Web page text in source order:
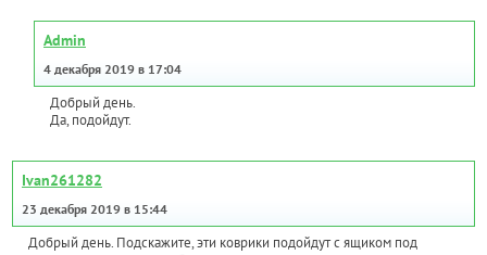
Admin
4 декабря 2019 в 17:04
Добрый день.
Да, подойдут.
Ivan261282
23 декабря 2019 в 15:44
Добрый день. Подскажите, эти коврики подойдут с ящиком под